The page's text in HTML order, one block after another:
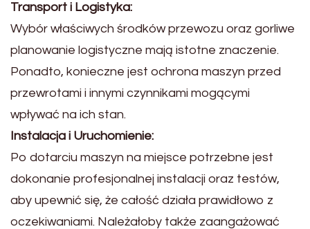
Transport i Logistyka:
Wybór właściwych środków przewozu oraz gorliwe
planowanie logistyczne mają istotne znaczenie.
Ponadto, konieczne jest ochrona maszyn przed
przewrotami i innymi czynnikami mogącymi
wpływać na ich stan.
Instalacja i Uruchomienie:
Po dotarciu maszyn na miejsce potrzebne jest
dokonanie profesjonalnej instalacji oraz testów,
aby upewnić się, że całość działa prawidłowo z
oczekiwaniami. Należałoby także zaangażować